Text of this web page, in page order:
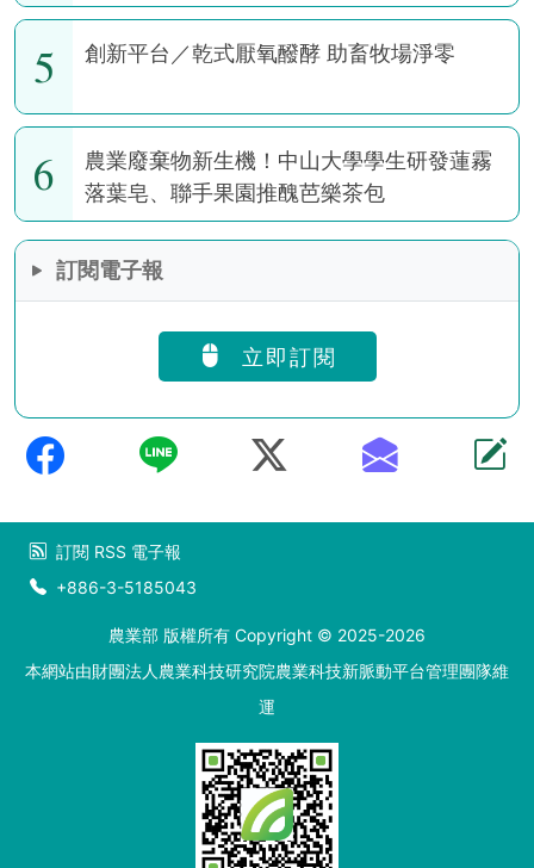
5 創新平台／乾式厭氧醱酵 助畜牧場淨零
6
農業廢棄物新生機！中山大學學生研發蓮霧
落葉皂、聯手果園推醜芭樂茶包
訂閱電子報
立即訂閱
訂閱 RSS 電子報
+886-3-5185043
農業部 版權所有 Copyright © 2025-2026
本網站由財團法人農業科技研究院農業科技新脈動平台管理團隊維
運